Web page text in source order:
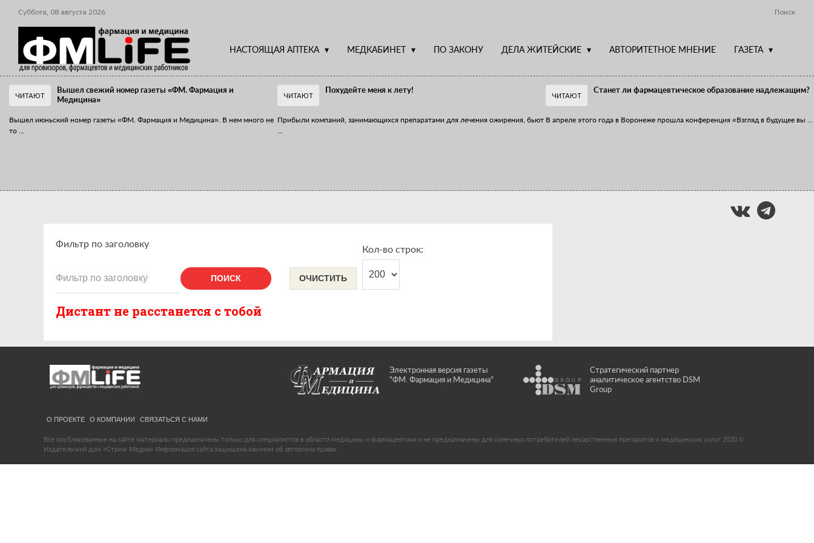
Суббота, 08 августа 2026 Поиск
НАСТОЯЩАЯ АПТЕКА МЕДКАБИНЕТ ПО ЗАКОНУ ДЕЛА ЖИТЕЙСКИЕ АВТОРИТЕТНОЕ МНЕНИЕ ГАЗЕТА
ЧИТАЮТ
Вышел свежий номер газеты «ФМ. Фармация и
Медицина»
Вышел июньский номер газеты «ФМ. Фармация и Медицина». В нем много не
то
ЧИТАЮТ
Похудейте меня к лету!
Прибыли компаний, занимающихся препаратами для лечения ожирения, бьют
ЧИТАЮТ
Станет ли фармацевтическое образование надлежащим?
В апреле этого года в Воронеже прошла конференция «Взгляд в будущее вы
Фильтр по заголовку
ПОИСК ОЧИСТИТЬ
Кол-во строк:
Дистант не расстанется с тобой
Электронная версия газеты
"ФМ. Фармация и Медицина"
Стратегический партнер
аналитическое агентство DSM
Group
О ПРОЕКТЕ О КОМПАНИИ СВЯЗАТЬСЯ С НАМИ
Все опубликованные на сайте материалы предназначены только для специалистов в области медицины и фармацевтики и не предназначены для конечных потребителей лекарственных препаратов и медицинских услуг 2020 ©
Издательский дом «Стриж Медиа» Информация сайта защищена законом об авторских правах